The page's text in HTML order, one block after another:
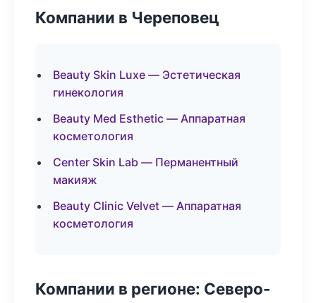
Компании в Череповец
Beauty Skin Luxe — Эстетическая
гинекология
Beauty Med Esthetic — Аппаратная
косметология
Center Skin Lab — Перманентный
макияж
Beauty Clinic Velvet — Аппаратная
косметология
Компании в регионе: Северо-